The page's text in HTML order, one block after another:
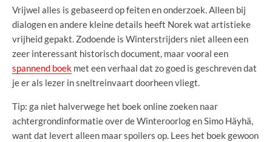
Vrijwel alles is gebaseerd op feiten en onderzoek. Alleen bij
dialogen en andere kleine details heeft Norek wat artistieke
vrijheid gepakt. Zodoende is Winterstrijders niet alleen een
zeer interessant historisch document, maar vooral een
spannend boek met een verhaal dat zo goed is geschreven dat
je er als lezer in sneltreinvaart doorheen vliegt.
Tip: ga niet halverwege het boek online zoeken naar
achtergrondinformatie over de Winteroorlog en Simo Häyhä,
want dat levert alleen maar spoilers op. Lees het boek gewoon